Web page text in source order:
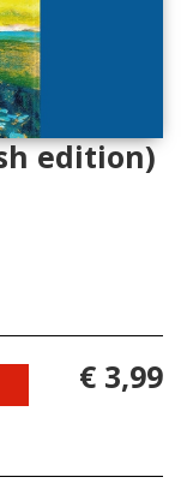
edition)
€ 3,99